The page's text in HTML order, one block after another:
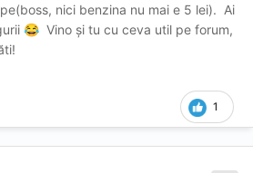
nici benzina nu mai e 5 lei). Ai
😂 Vino și tu cu ceva util pe forum,
1